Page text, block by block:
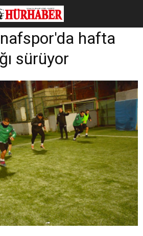
hafta
sürüyor